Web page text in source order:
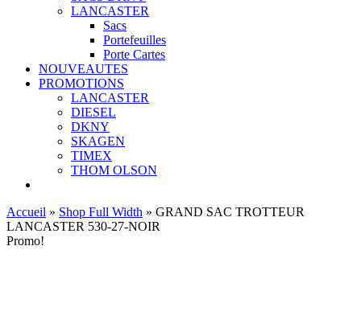
LANCASTER
Sacs
Portefeuilles
Porte Cartes
NOUVEAUTES
PROMOTIONS
LANCASTER
DIESEL
DKNY
SKAGEN
TIMEX
THOM OLSON
Accueil » Shop Full Width » GRAND SAC TROTTEUR
LANCASTER 530-27-NOIR
Promo!